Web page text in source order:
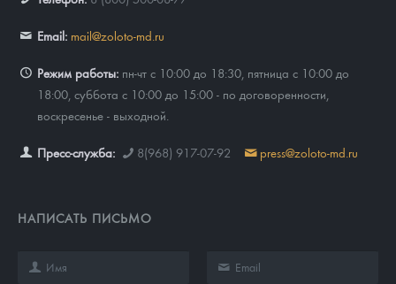
Email: mail@zoloto-md.ru
Режим работы: пн-чт с 10:00 до 18:30, пятница с 10:00 до
18:00, суббота с 10:00 до 15:00 - по договоренности,
воскресенье - выходной.
Пресс-служба: 8(968) 917-07-92 press@zoloto-md.ru
НАПИСАТЬ ПИСЬМО